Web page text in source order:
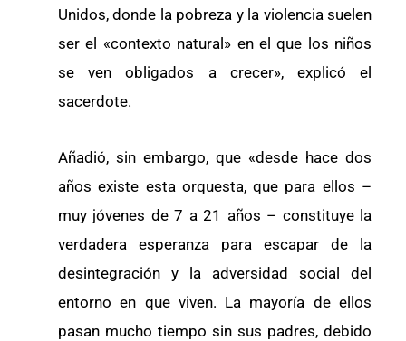
Unidos, donde la pobreza y la violencia suelen
ser el «contexto natural» en el que los niños
se ven obligados a crecer», explicó el
sacerdote.
Añadió, sin embargo, que «desde hace dos
años existe esta orquesta, que para ellos –
muy jóvenes de 7 a 21 años – constituye la
verdadera esperanza para escapar de la
desintegración y la adversidad social del
entorno en que viven. La mayoría de ellos
pasan mucho tiempo sin sus padres, debido